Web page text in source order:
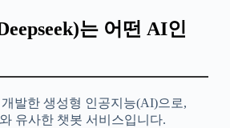
는 어떤 AI인
발한 생성형 인공지능(AI)으로,
유사한 챗봇 서비스입니다.